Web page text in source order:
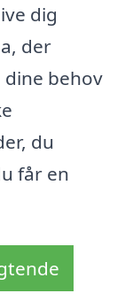
dig
der
behov
du
får en